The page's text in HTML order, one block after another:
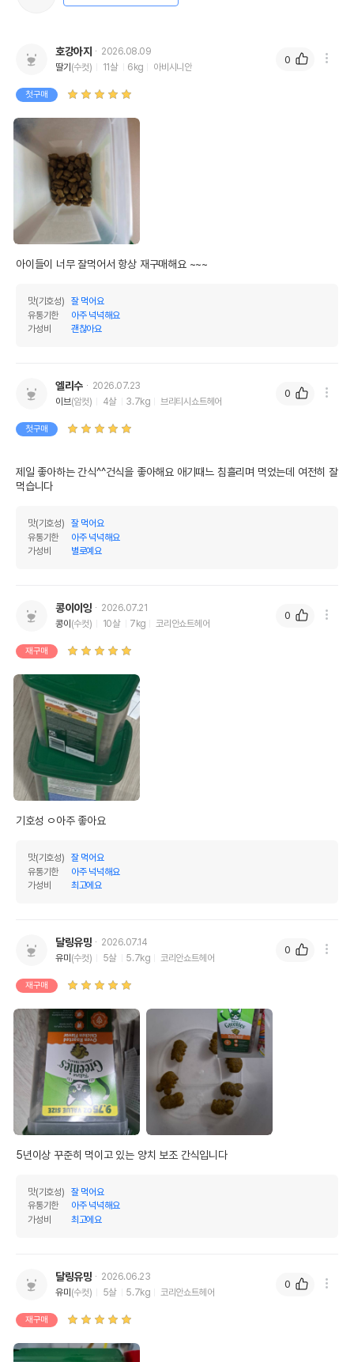
호강아지
2026.08.09
딸기 (수컷) 11살 6kg 아비시니안
첫구매
아이들이 너무 잘먹어서 항상 재구매해요 ~~~
맛(기호성)
잘 먹어요
유통기한
아주 넉넉해요
가성비
괜찮아요
0
엘리수
2026.07.23
이브(암컷) 4살 3.7kg 브리티시쇼트헤어
첫구매
제일 좋아하는 간식^^건식을 좋아해요 애기때느 침흘리며 먹었는데 여전히 잘
먹습니다
맛(기호성)
잘 먹어요
유통기한
아주 넉넉해요
가성비
별로예요
0
콩이이잉
2026.07.21
콩이(수컷) 10살 7kg 코리안쇼트헤어
재구매
기호성 ㅇ아주 좋아요
맛(기호성)
잘 먹어요
유통기한
아주 넉넉해요
가성비
최고에요
0
달링유밍
2026.07.14
유미(수컷) 5살 5.7kg 코리안쇼트헤어
재구매
5년이상 꾸준히 먹이고 있는 양치 보조 간식입니다
맛(기호성)
잘 먹어요
유통기한
아주 넉넉해요
가성비
최고에요
0
달링유밍
2026.06.23
유미(수컷) 5살 5.7kg 코리안쇼트헤어
재구매
0